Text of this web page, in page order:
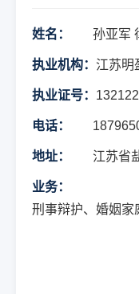
姓名： 孙亚军
执业机构： 江苏明
执业证号：
电话：
地址： 江苏省
业务：
刑事辩护、婚姻家